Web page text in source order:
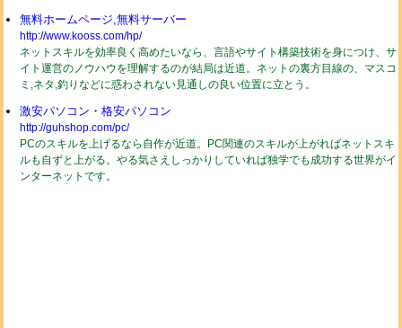
無料ホームページ,無料サーバー
http://www.kooss.com/hp/
ネットスキルを効率良く高めたいなら、言語やサイト構築技術を身につけ、サ
イト運営のノウハウを理解するのが結局は近道。ネットの裏方目線の、マスコ
ミ,ネタ,釣りなどに惑わされない見通しの良い位置に立とう。
激安パソコン・格安パソコン
http://guhshop.com/pc/
PCのスキルを上げるなら自作が近道。PC関連のスキルが上がればネットスキ
ルも自ずと上がる。やる気さえしっかりしていれば独学でも成功する世界がイ
ンターネットです。